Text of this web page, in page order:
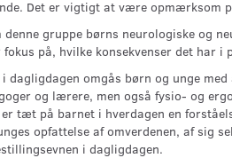
Det er vigtigt at være opmærksom
gruppe børns neurologiske og
på, hvilke konsekvenser det har i
dagligdagen omgås børn og unge
og lærere, men også fysio- og
tæt på barnet i hverdagen en
opfattelse af omverdenen, af sig
i dagligdagen.